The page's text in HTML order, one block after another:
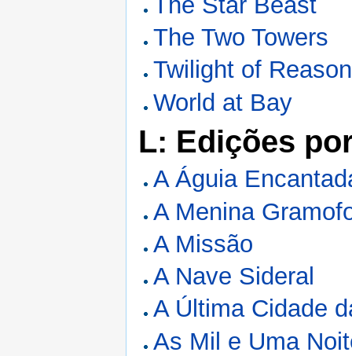
The Two Towers
Twilight of Reason
World at Bay
L: Edições
A Águia
A Menina
A Missão
A Nave Sideral
A Última Cidade
As Mil e Uma